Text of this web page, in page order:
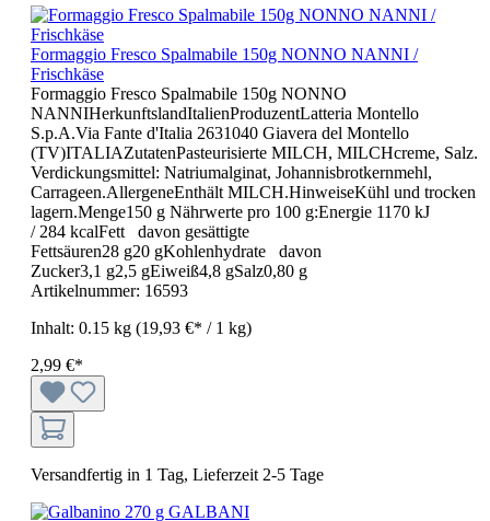
Formaggio Fresco Spalmabile 150g NONNO NANNI /
Frischkäse
Formaggio Fresco Spalmabile 150g NONNO
NANNIHerkunftslandItalienProduzentLatteria Montello
S.p.A.Via Fante d'Italia 2631040 Giavera del Montello
(TV)ITALIAZutatenPasteurisierte MILCH, MILCHcreme, Salz.
Verdickungsmittel: Natriumalginat, Johannisbrotkernmehl,
Carrageen.AllergeneEnthält MILCH.HinweiseKühl und trocken
lagern.Menge150 g Nährwerte pro 100 g:Energie 1170 kJ
/ 284 kcalFett davon gesättigte
Fettsäuren28 g20 gKohlenhydrate davon
Zucker3,1 g2,5 gEiweiß4,8 gSalz0,80 g
Artikelnummer: 16593
Inhalt: 0.15 kg (19,93 €* / 1 kg)
2,99 €*
Versandfertig in 1 Tag, Lieferzeit 2-5 Tage